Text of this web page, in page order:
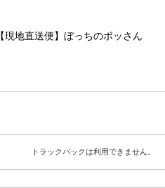
【現地直送便】ぼっちのボッさん
トラックバックは利用できません。